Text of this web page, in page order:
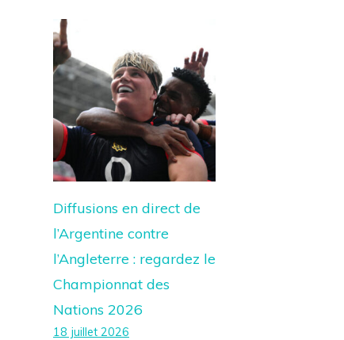
Diffusions en direct de
l’Argentine contre
l’Angleterre : regardez le
Championnat des
Nations 2026
18 juillet 2026